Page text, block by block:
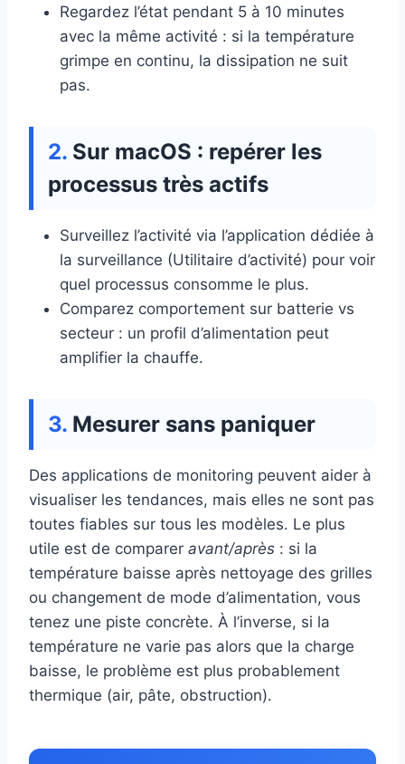
Regardez l’état pendant 5 à 10 minutes
avec la même activité : si la température
grimpe en continu, la dissipation ne suit
pas.
Sur macOS : repérer les
processus très actifs
Surveillez l’activité via l’application dédiée à
la surveillance (Utilitaire d’activité) pour voir
quel processus consomme le plus.
Comparez comportement sur batterie vs
secteur : un profil d’alimentation peut
amplifier la chauffe.
Mesurer sans paniquer
Des applications de monitoring peuvent aider à
visualiser les tendances, mais elles ne sont pas
toutes fiables sur tous les modèles. Le plus
utile est de comparer avant/après : si la
température baisse après nettoyage des grilles
ou changement de mode d’alimentation, vous
tenez une piste concrète. À l’inverse, si la
température ne varie pas alors que la charge
baisse, le problème est plus probablement
thermique (air, pâte, obstruction).